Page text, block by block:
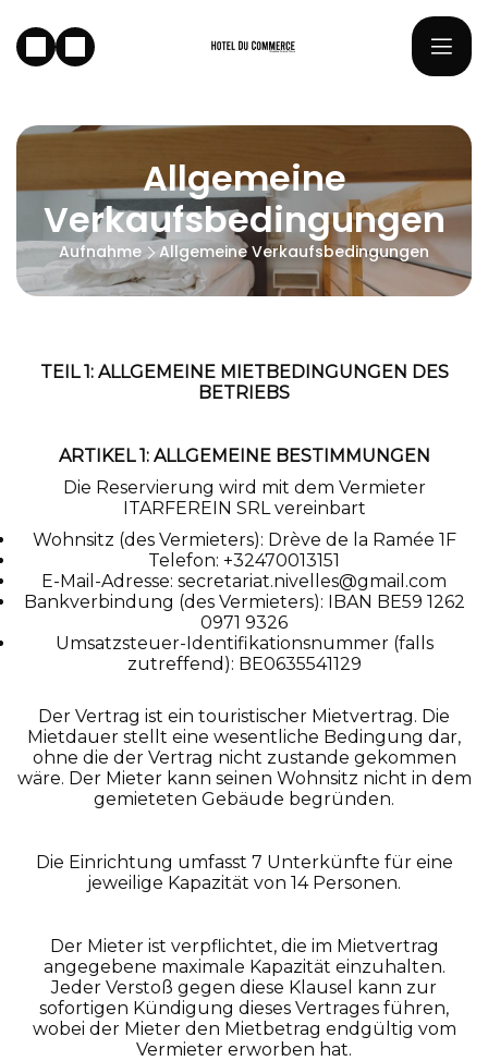
Allgemeine
Verkaufsbedingungen
Aufnahme Allgemeine Verkaufsbedingungen
TEIL 1: ALLGEMEINE MIETBEDINGUNGEN DES
BETRIEBS
ARTIKEL 1: ALLGEMEINE BESTIMMUNGEN
Die Reservierung wird mit dem Vermieter
ITARFEREIN SRL vereinbart
Wohnsitz (des Vermieters): Drève de la Ramée 1F
Telefon: +32470013151
E-Mail-Adresse: secretariat.nivelles@gmail.com
Bankverbindung (des Vermieters): IBAN BE59 1262
0971 9326
Umsatzsteuer-Identifikationsnummer (falls
zutreffend): BE0635541129
Der Vertrag ist ein touristischer Mietvertrag. Die
Mietdauer stellt eine wesentliche Bedingung dar,
ohne die der Vertrag nicht zustande gekommen
wäre. Der Mieter kann seinen Wohnsitz nicht in dem
gemieteten Gebäude begründen.
Die Einrichtung umfasst 7 Unterkünfte für eine
jeweilige Kapazität von 14 Personen.
Der Mieter ist verpflichtet, die im Mietvertrag
angegebene maximale Kapazität einzuhalten.
Jeder Verstoß gegen diese Klausel kann zur
sofortigen Kündigung dieses Vertrages führen,
wobei der Mieter den Mietbetrag endgültig vom
Vermieter erworben hat.